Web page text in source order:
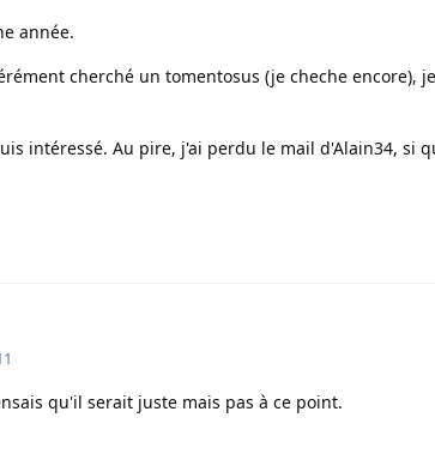
année.
cherché un tomentosus (je cheche encore),
intéressé. Au pire, j'ai perdu le mail d'Alain34, si
qu'il serait juste mais pas à ce point.